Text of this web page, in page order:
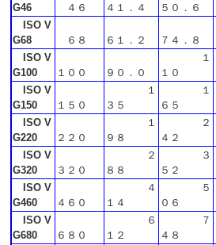
G46
４６ ４１．４ ５０．６
ISO V
G68
６８ ６１．２ ７４．８
ISO V
G100
１００ ９０．０
１
１０
ISO V
G150
１５０
１
３５
１
６５
ISO V
G220
２２０
１
９８
２
４２
ISO V
G320
３２０
２
８８
３
５２
ISO V
G460
４６０
４
１４
５
０６
ISO V
G680
６８０
６
１２
７
４８